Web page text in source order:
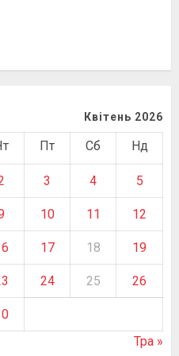
Квітень 2026
Пт Сб Нд
3 4 5
10 11 12
17 18 19
24 25 26
Тра »